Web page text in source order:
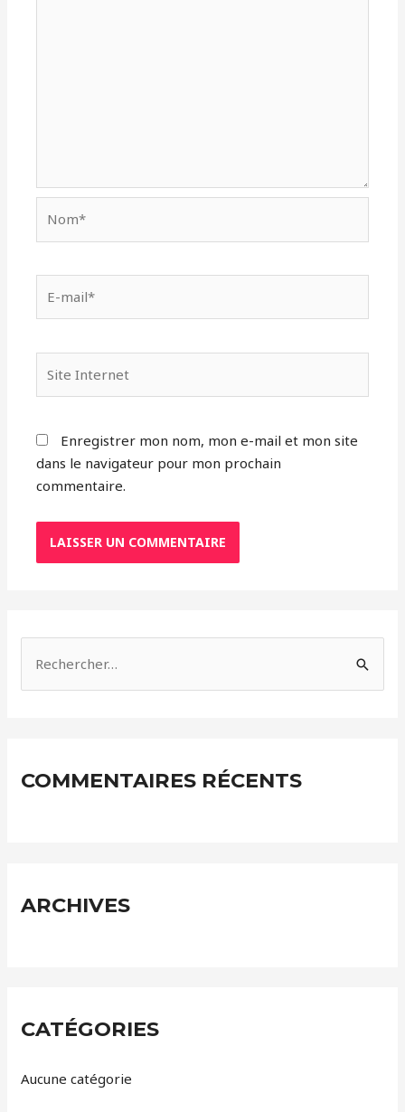
mail*
Internet
Enregistrer mon nom, mon e-mail et mon site
dans le navigateur pour mon prochain
commentaire.
r
r
COMMENTAIRES RÉCENTS
ARCHIVES
CATÉGORIES
Aucune catégorie